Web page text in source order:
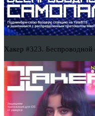
Хакер #323. Беспроводной